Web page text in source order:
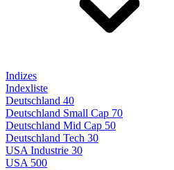
Indizes
Indexliste
Deutschland 40
Deutschland Small Cap 70
Deutschland Mid Cap 50
Deutschland Tech 30
USA Industrie 30
USA 500